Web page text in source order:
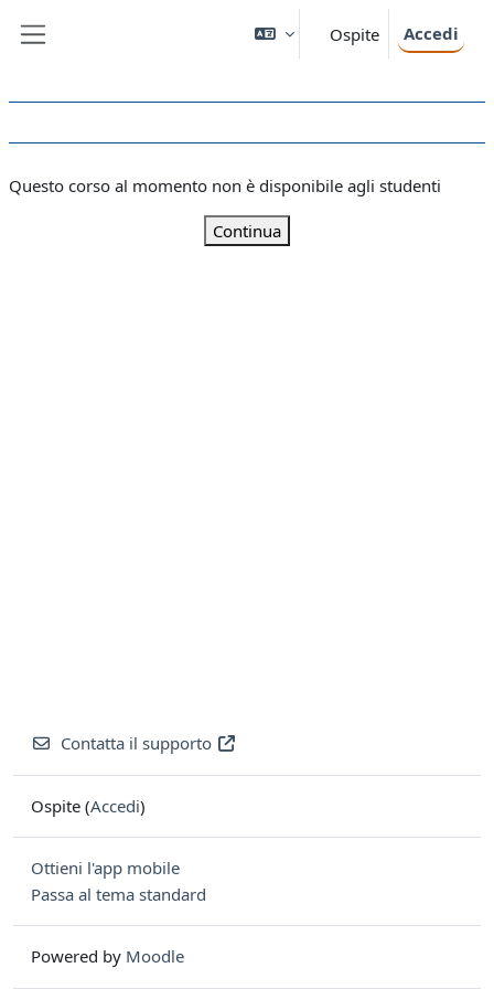
Ospite Accedi
Questo corso al momento non è disponibile agli studenti
Continua
Contatta il supporto
Ospite (Accedi)
Ottieni l'app mobile
Passa al tema standard
Powered by Moodle